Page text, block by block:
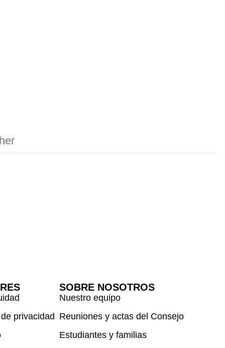
privacidad
SOBRE NOSOTROS
Nuestro equipo
Reuniones y actas del Consejo
Estudiantes y familias